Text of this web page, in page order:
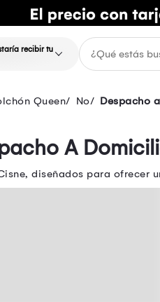
recibir tu
Queen No Despacho
A
diseñados para